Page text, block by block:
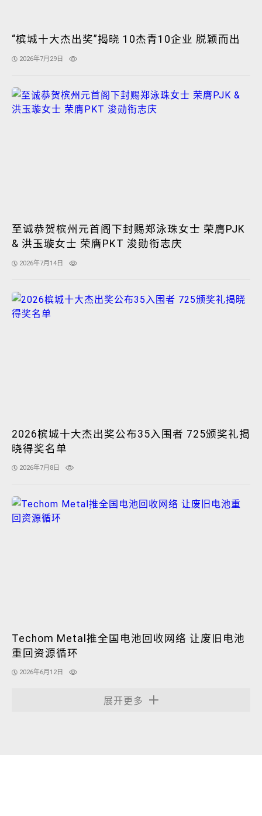
“槟城十大杰出奖”揭晓 10杰青10企业 脱颖而出
2026年7月29日
至诚恭贺槟州元首阁下封赐郑泳珠女士 荣膺PJK
& 洪玉璇女士 荣膺PKT 浚勋衔志庆
2026年7月14日
2026槟城十大杰出奖公布35入围者 725颁奖礼揭
晓得奖名单
2026年7月8日
Techom Metal推全国电池回收网络 让废旧电池
重回资源循环
2026年6月12日
展开更多